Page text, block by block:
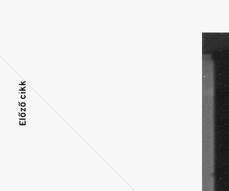
navigáció
Előző cikk